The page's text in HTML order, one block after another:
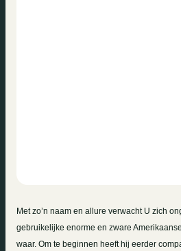
Met zo’n naam en allure verwacht U zich
gebruikelijke enorme en zware
waar. Om te beginnen heeft hij eerder